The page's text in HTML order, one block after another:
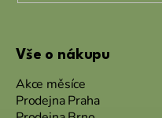
Vše o nákupu
Akce měsíce
Prodejna Praha